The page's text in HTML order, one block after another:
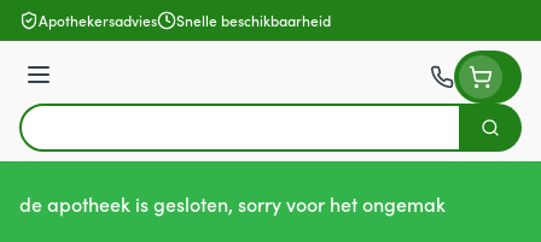
Ga naar de inhoud
Apothekersadvies Snelle beschikbaarheid
Menu
Product, merk, categorie...
Zoek
de apotheek is gesloten, sorry voor het ongemak